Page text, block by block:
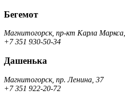
Бегемот
Магнитогорск, пр-кт Карла
+7 351 930-50-34
Дашенька
Магнитогорск, пр. Ленина, 37
+7 351 922-20-72